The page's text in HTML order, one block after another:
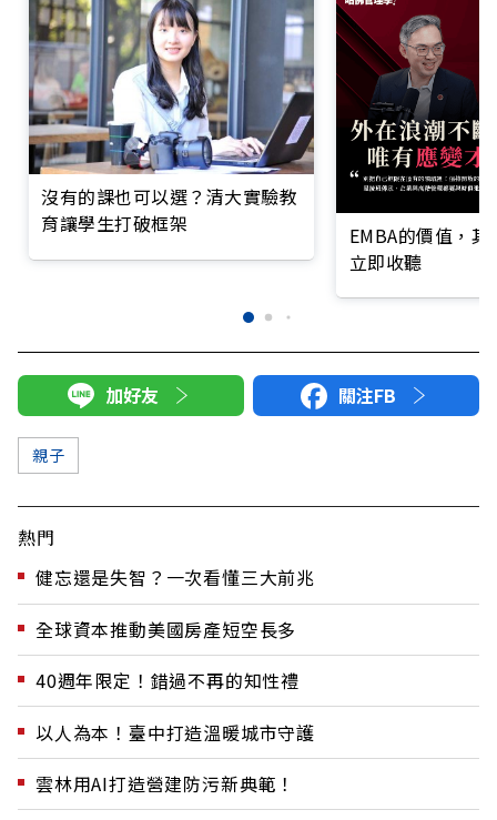
沒有的課也可以選？清大實驗教
育讓學生打破框架
EMBA的價值，
立即收聽
加好友 關注FB
親子
熱門
健忘還是失智？一次看懂三大前兆
全球資本推動美國房產短空長多
40週年限定！錯過不再的知性禮
以人為本！臺中打造溫暖城市守護
雲林用AI打造營建防污新典範！